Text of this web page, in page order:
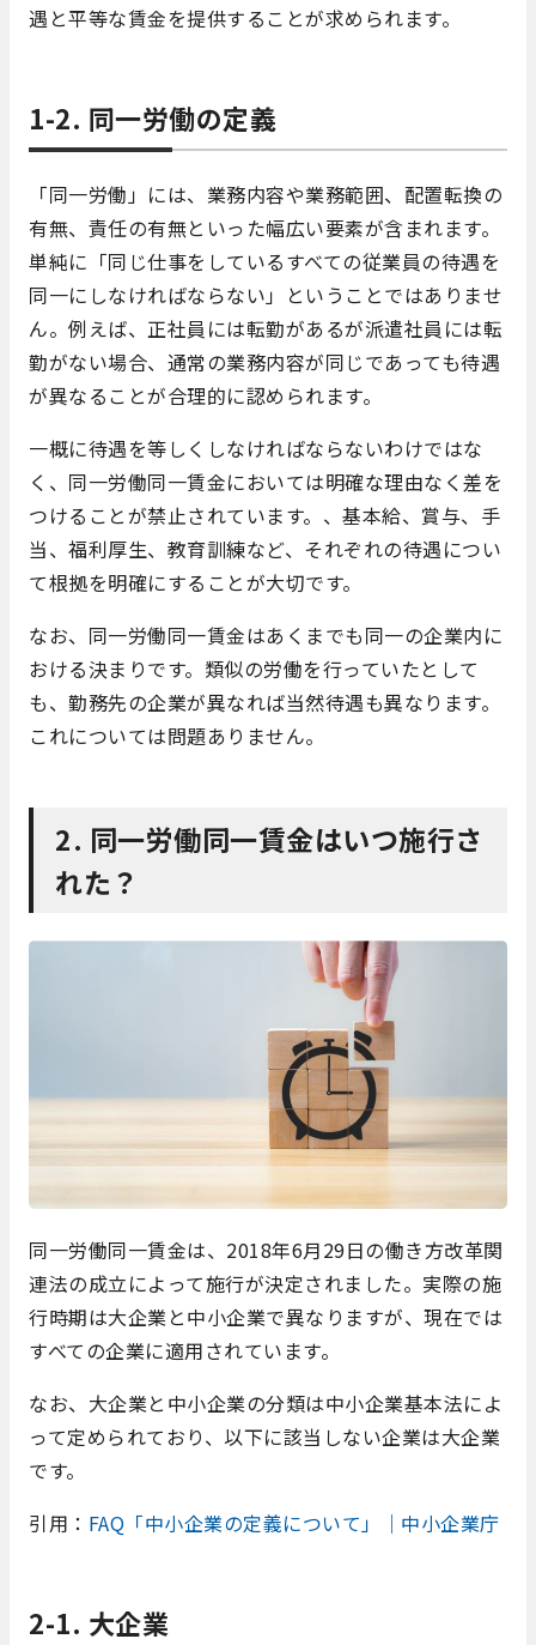
遇と平等な賃金を提供することが求められます。
1-2. 同一労働の定義
「同一労働」には、業務内容や業務範囲、配置転換の
有無、責任の有無といった幅広い要素が含まれます。
単純に「同じ仕事をしているすべての従業員の待遇を
同一にしなければならない」ということではありませ
ん。例えば、正社員には転勤があるが派遣社員には転
勤がない場合、通常の業務内容が同じであっても待遇
が異なることが合理的に認められます。
一概に待遇を等しくしなければならないわけではな
く、同一労働同一賃金においては明確な理由なく差を
つけることが禁止されています。、基本給、賞与、手
当、福利厚生、教育訓練など、それぞれの待遇につい
て根拠を明確にすることが大切です。
なお、同一労働同一賃金はあくまでも同一の企業内に
おける決まりです。類似の労働を行っていたとして
も、勤務先の企業が異なれば当然待遇も異なります。
これについては問題ありません。
2. 同一労働同一賃金はいつ施行さ
れた？
同一労働同一賃金は、2018年6月29日の働き方改革関
連法の成立によって施行が決定されました。実際の施
行時期は大企業と中小企業で異なりますが、現在では
すべての企業に適用されています。
なお、大企業と中小企業の分類は中小企業基本法によ
って定められており、以下に該当しない企業は大企業
です。
引用： FAQ「中小企業の定義について」｜中小企業庁
2-1. 大企業